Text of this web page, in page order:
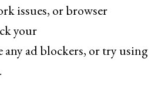
issues, or browser
your
ad blockers, or try using